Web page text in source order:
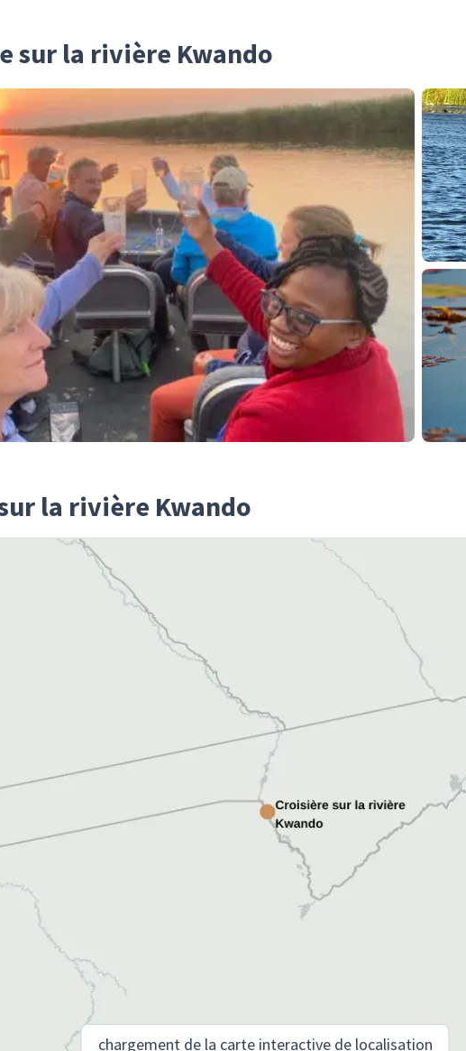
sur la rivière Kwando
la rivière Kwando
chargement de la carte interactive de localisation